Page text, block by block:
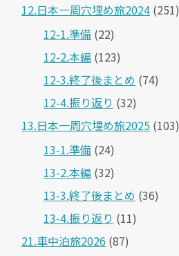
12.日本一周穴埋め旅2024 (251)
12-1.準備 (22)
12-2.本編 (123)
12-3.終了後まとめ (74)
12-4.振り返り (32)
13.日本一周穴埋め旅2025 (103)
13-1.準備 (24)
13-2.本編 (32)
13-3.終了後まとめ (36)
13-4.振り返り (11)
21.車中泊旅2026 (87)